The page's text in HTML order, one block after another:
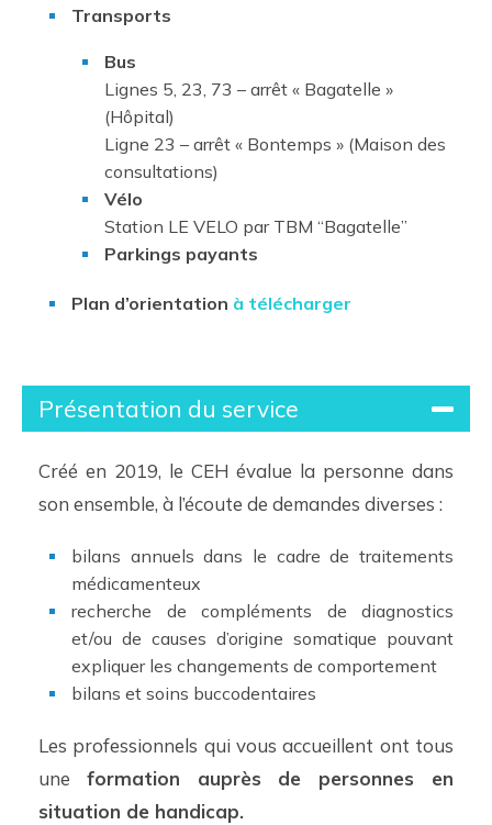
Transports
Bus
Lignes 5, 23, 73 – arrêt « Bagatelle »
(Hôpital)
Ligne 23 – arrêt « Bontemps » (Maison des
consultations)
Vélo
Station LE VELO par TBM “Bagatelle”
Parkings payants
Plan d’orientation à télécharger
Présentation du service
Créé en 2019, le CEH évalue la personne dans
son ensemble, à l’écoute de demandes diverses :
bilans annuels dans le cadre de traitements
médicamenteux
recherche de compléments de diagnostics
et/ou de causes d’origine somatique pouvant
expliquer les changements de comportement
bilans et soins buccodentaires
Les professionnels qui vous accueillent ont tous
une formation auprès de personnes en
situation de handicap.